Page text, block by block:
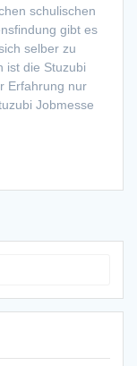
schulischen
gibt es
selber zu
ist die Stuzubi
Erfahrung nur
Jobmesse